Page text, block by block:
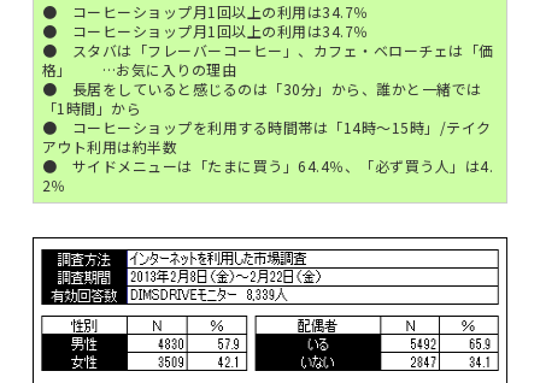
● コーヒーショップ月1回以上の利用は34.7％
● コーヒーショップ月1回以上の利用は34.7％
● スタバは「フレーバーコーヒー」、カフェ・ベローチェは「価
格」 …お気に入りの理由
● 長居をしていると感じるのは「30分」から、誰かと一緒では
「1時間」から
● コーヒーショップを利用する時間帯は「14時～15時」/テイク
アウト利用は約半数
● サイドメニューは「たまに買う」64.4％、「必ず買う人」は4.
2％